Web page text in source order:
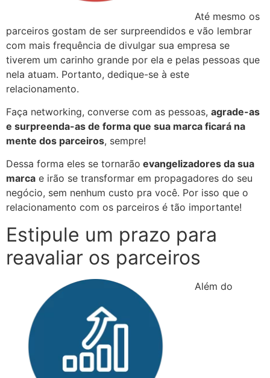
Até mesmo os
parceiros gostam de ser surpreendidos e vão lembrar
com mais frequência de divulgar sua empresa se
tiverem um carinho grande por ela e pelas pessoas que
nela atuam. Portanto, dedique-se à este
relacionamento.
Faça networking, converse com as pessoas, agrade-as
e surpreenda-as de forma que sua marca ficará na
mente dos parceiros, sempre!
Dessa forma eles se tornarão evangelizadores da sua
marca e irão se transformar em propagadores do seu
negócio, sem nenhum custo pra você. Por isso que o
relacionamento com os parceiros é tão importante!
Estipule um prazo para
reavaliar os parceiros
Além do